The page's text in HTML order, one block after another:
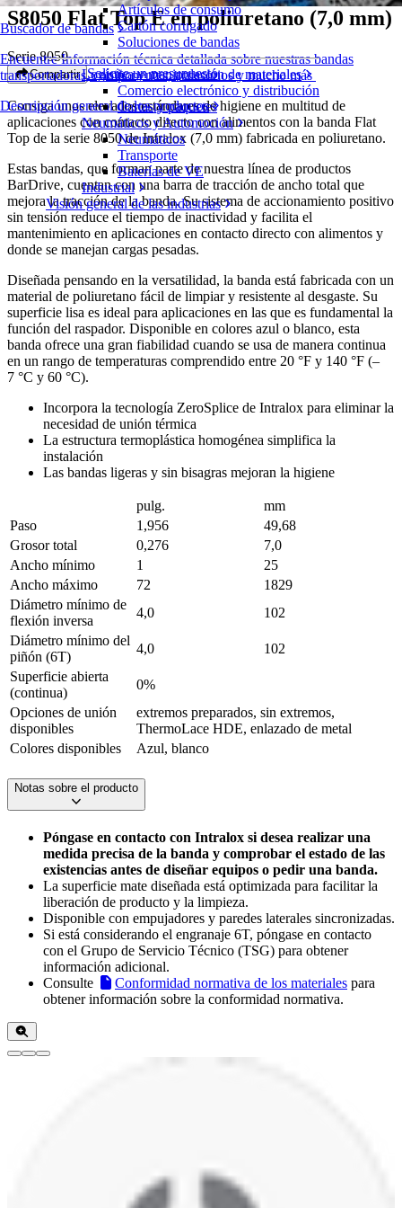
Buscador de bandas
Encuentre Información técnica detallada sobre nuestras bandas
transportadoras, componentes, accesorios y mucho más
Descripción general de los productos
Artículos de consumo
Cartón corrugado
Soluciones de bandas
Logística y manipulación de materiales
Comercio electrónico y distribución
Cartas y paquetes
Neumáticos y Automoción
Neumáticos
Transporte
Baterías de VE
Industrial
Visión general de las industrias
S8050 Flat Top E en poliuretano (7,0 mm)
Serie 8050
Compartir Solicite un presupuesto
Consiga unos elevados estándares de higiene en multitud de
aplicaciones con contacto directo con alimentos con la banda Flat
Top de la serie 8050 de Intralox (7,0 mm) fabricada en poliuretano.
Estas bandas, que forman parte de nuestra línea de productos
BarDrive, cuentan con una barra de tracción de ancho total que
mejora la tracción de la banda. Su sistema de accionamiento positivo
sin tensión reduce el tiempo de inactividad y facilita el
mantenimiento en aplicaciones en contacto directo con alimentos y
donde se manejan cargas pesadas.
Diseñada pensando en la versatilidad, la banda está fabricada con un
material de poliuretano fácil de limpiar y resistente al desgaste. Su
superficie lisa es ideal para aplicaciones en las que es fundamental la
función del raspador. Disponible en colores azul o blanco, esta
banda ofrece una gran fiabilidad cuando se usa de manera continua
en un rango de temperaturas comprendido entre 20 °F y 140 °F (–
7 °C y 60 °C).
Incorpora la tecnología ZeroSplice de Intralox para eliminar la
necesidad de unión térmica
La estructura termoplástica homogénea simplifica la
instalación
Las bandas ligeras y sin bisagras mejoran la higiene
pulg.
mm
Paso
1,956
49,68
Grosor total
0,276
7,0
Ancho mínimo
1
25
Ancho máximo
72
1829
Diámetro mínimo de
flexión inversa
4,0
102
Diámetro mínimo del
piñón (6T)
4,0
102
Superficie abierta
(continua)
0%
Opciones de unión
disponibles
extremos preparados, sin extremos,
ThermoLace HDE, enlazado de metal
Colores disponibles
Azul, blanco
Notas sobre el producto
Póngase en contacto con Intralox si desea realizar una
medida precisa de la banda y comprobar el estado de las
existencias antes de diseñar equipos o pedir una banda.
La superficie mate diseñada está optimizada para facilitar la
liberación de producto y la limpieza.
Disponible con empujadores y paredes laterales sincronizadas.
Si está considerando el engranaje 6T, póngase en contacto
con el Grupo de Servicio Técnico (TSG) para obtener
información adicional.
Consulte
Conformidad normativa de los materiales para
obtener información sobre la conformidad normativa.